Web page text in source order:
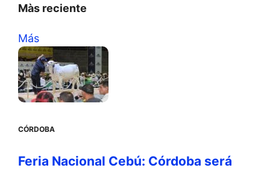
Màs reciente
Más
CÓRDOBA
Feria Nacional Cebú: Córdoba será